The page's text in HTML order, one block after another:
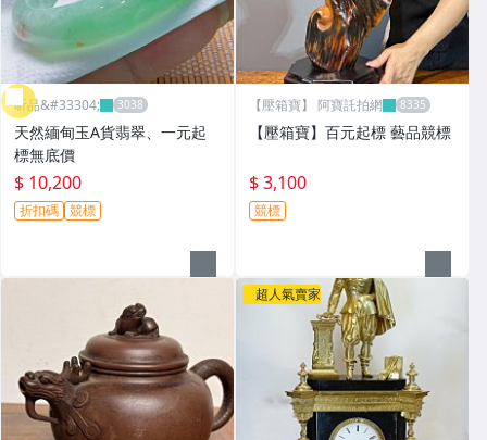
昕品&#33304;
天然緬甸玉A貨翡翠、一元起
標無底價
$ 10,200
折扣碼 競標
【壓箱寶】 阿寶託拍網
【壓箱寶】百元起標 藝品競標
$ 3,100
競標
超人氣賣家